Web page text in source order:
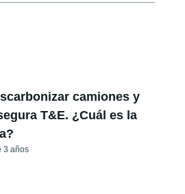
camiones y
T&E. ¿Cuál es la
3 años